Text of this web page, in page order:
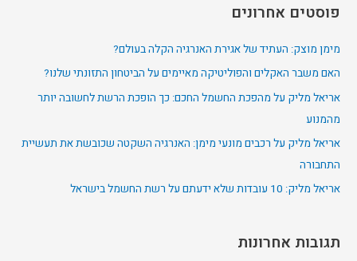
r
o
r
:
פוסטים אחרונים
מימן מוצק: העתיד של אגירת האנרגיה הקלה בעולם?
האם משבר האקלים והפוליטיקה מאיימים על הביטחון התזונתי שלנו?
אריאל מליק על מהפכת החשמל החכם: כך הופכת הרשת לחשובה יותר
מהמנוע
אריאל מליק על רכבים מונעי מימן: האנרגיה השקטה שכובשת את תעשיית
התחבורה
אריאל מליק: 10 עובדות שלא ידעתם על רשת החשמל בישראל
תגובות אחרונות